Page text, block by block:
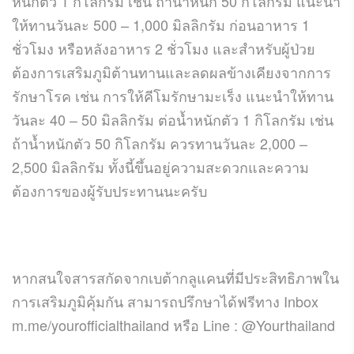
ให้ทานวันละ 500 – 1,000 มิลลิกรัม ก่อนอาหาร 1
ชั่วโมง หรือหลังอาหาร 2 ชั่วโมง และสำหรับผู้ป่วย
ต้องการเสริมภูมิต้านทานและลดผลข้างเคียงจากการ
รักษาโรค เช่น การให้คีโมรักษามะเร็ง แนะนำให้ทาน
วันละ 40 – 50 มิลลิกรัม ต่อน้ำหนักตัว 1 กิโลกรัม เช่น
ถ้าน้ำหนักตัว 50 กิโลกรัม ควรทานวันละ 2,000 –
2,500 มิลลิกรัม ทั้งนี้ขึ้นอยู่ความสะดวกและความ
ต้องการของผู้รับประทานนะครับ
หากสนใจสารสกัดจากเบต้ากลูแคนที่มีประสิทธิภาพใน
การเสริมภูมิคุ้มกัน สามารถปรึกษาได้ฟรีทาง Inbox
m.me/yourofficialthailand หรือ Line : @Yourthailand